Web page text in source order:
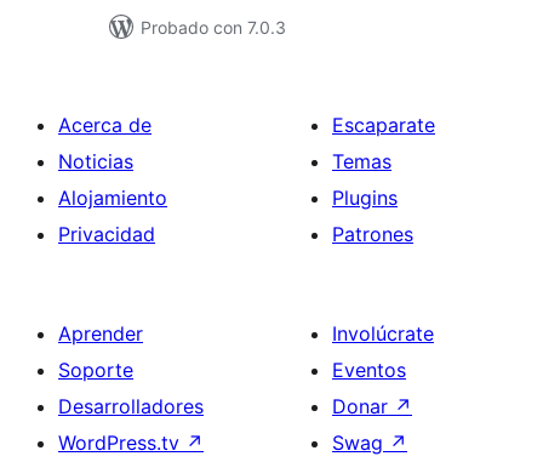
Probado con 7.0.3
Acerca de
Noticias
Alojamiento
Privacidad
Escaparate
Temas
Plugins
Patrones
Aprender
Soporte
Desarrolladores
WordPress.tv ↗
Involúcrate
Eventos
Donar ↗
Swag ↗